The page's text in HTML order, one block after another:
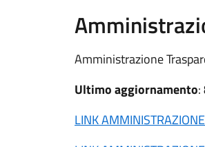
Amministrazione
Ultimo aggiornamento:
LINK